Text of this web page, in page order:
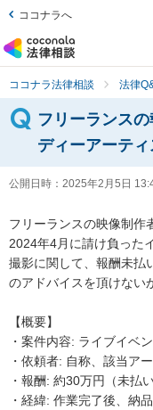
ココナラへ
ココナラ法律相談 法律
フリーランス
ディーアーティ
公開日時： 2025年2月5日
フリーランスの映像制作
2024年4月に請け負った
撮影に関して、報酬未払
のアドバイスを頂けない
【概要】
・案件内容: ライブイベ
・依頼者: 自称、該当ア
・報酬: 約30万円（未払い
・経緯: 作業完了後、納